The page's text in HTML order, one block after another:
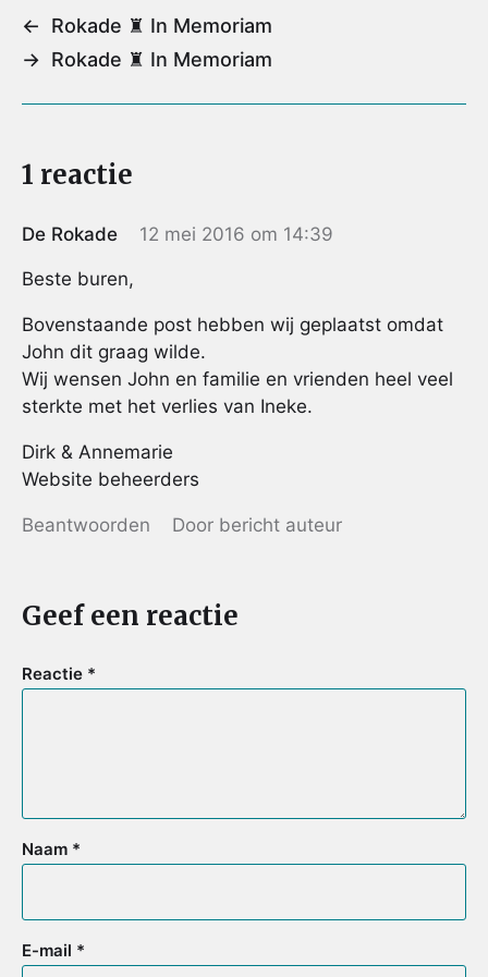
l
b
o
k
t
e
e
s
s
p
←
Rokade ♜ In Memoriam
→ Rokade ♜ In Memoriam
1 reactie
De Rokade 12 mei 2016 om 14:39
Beste buren,
Bovenstaande post hebben wij geplaatst omdat
John dit graag wilde.
Wij wensen John en familie en vrienden heel veel
sterkte met het verlies van Ineke.
Dirk & Annemarie
Website beheerders
Beantwoorden Door bericht auteur
Geef een reactie
Reactie *
Naam *
E-mail *